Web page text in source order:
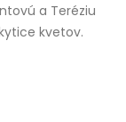
a Teréziu
kvetov.